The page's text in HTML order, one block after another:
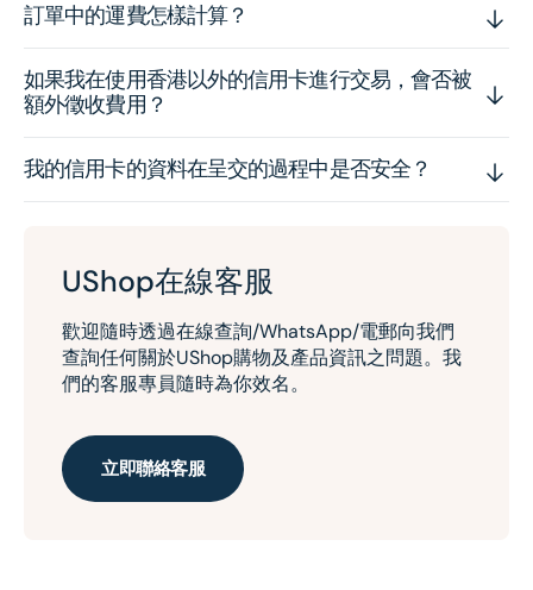
訂單中的運費怎樣計算？
如果我在使用香港以外的信用卡進行交易，會否被
額外徵收費用？
我的信用卡的資料在呈交的過程中是否安全？
UShop在線客服
歡迎隨時透過在線查詢/WhatsApp/電郵向我們
查詢任何關於UShop購物及產品資訊之問題。我
們的客服專員隨時為你效名。
立即聯絡客服